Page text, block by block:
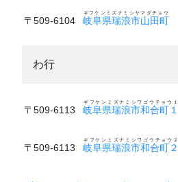
〒509-6104 岐阜県瑞浪市山田町
ギフケンミズナミシヤマダチョウ
わ行
〒509-6113 岐阜県瑞浪市和合町１
ギフケンミズナミシワゴウチョウ１
〒509-6113 岐阜県瑞浪市和合町２
ギフケンミズナミシワゴウチョウ２